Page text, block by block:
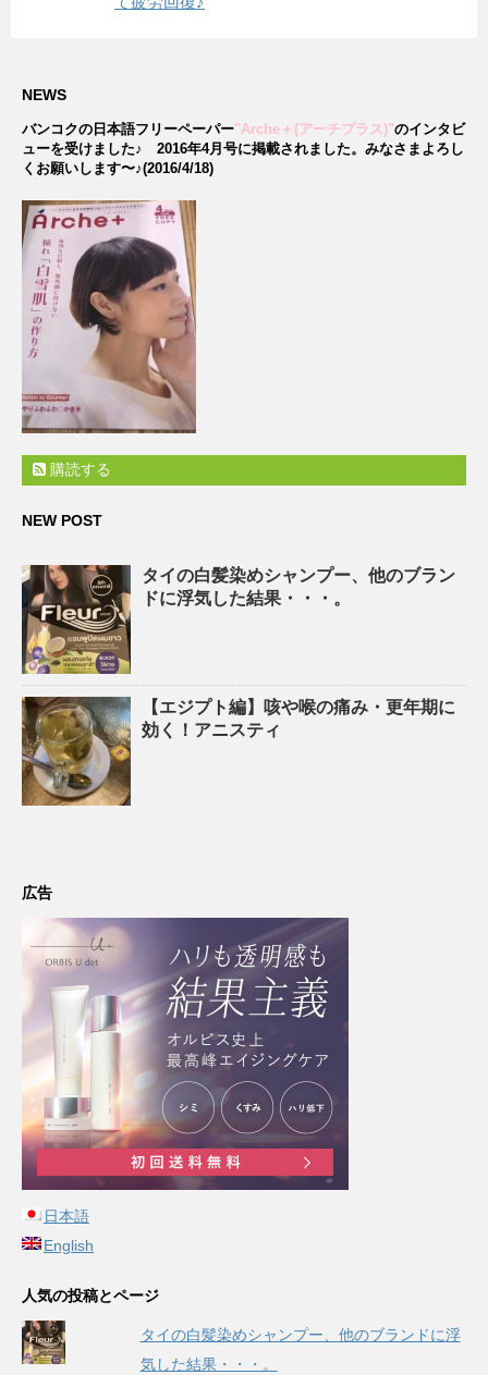
NEWS
バンコクの日本語フリーペーパー"Arche＋(アーチプラス)"のインタビ
ューを受けました♪ 2016年4月号に掲載されました。みなさまよろし
くお願いします〜♪(2016/4/18)
購読する
NEW POST
タイの白髪染めシャンプー、他のブラン
ドに浮気した結果・・・。
【エジプト編】咳や喉の痛み・更年期に
効く！アニスティ
広告
日本語
English
人気の投稿とページ
タイの白髪染めシャンプー、他のブランドに浮
気した結果・・・。